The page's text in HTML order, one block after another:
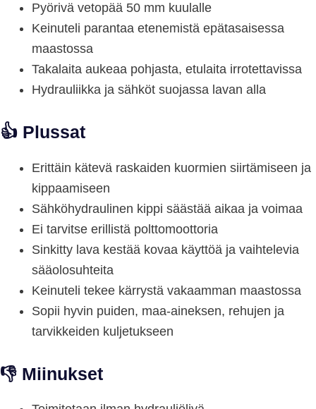
Pyörivä vetopää 50 mm kuulalle
Keinuteli parantaa etenemistä epätasaisessa
maastossa
Takalaita aukeaa pohjasta, etulaita irrotettavissa
Hydrauliikka ja sähköt suojassa lavan alla
👍 Plussat
Erittäin kätevä raskaiden kuormien siirtämiseen ja
kippaamiseen
Sähköhydraulinen kippi säästää aikaa ja voimaa
Ei tarvitse erillistä polttomoottoria
Sinkitty lava kestää kovaa käyttöä ja vaihtelevia
sääolosuhteita
Keinuteli tekee kärrystä vakaamman maastossa
Sopii hyvin puiden, maa-aineksen, rehujen ja
tarvikkeiden kuljetukseen
👎 Miinukset